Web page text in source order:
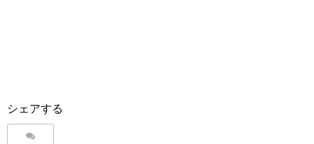
シェアする